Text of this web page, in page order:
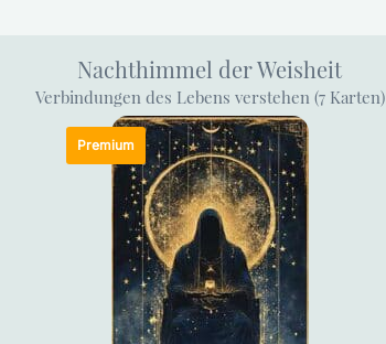
Nachthimmel der Weisheit
Verbindungen des Lebens verstehen (7 Karten)